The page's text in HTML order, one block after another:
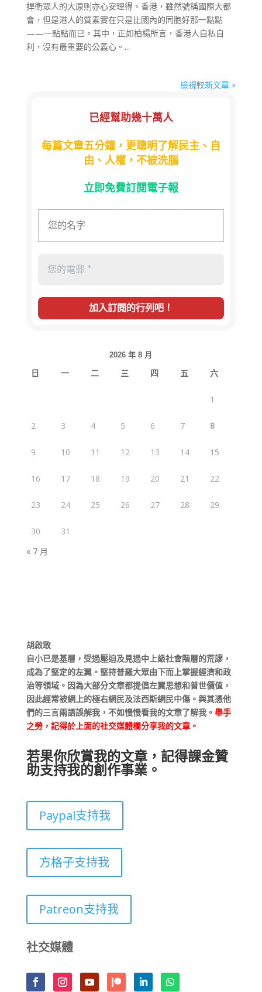
捍衛眾人的大原則亦心安理得。香港，雖然號稱國際大都
會，但是港人的質素實在只是比國內的同胞好那一點點
——一點點而已。其中，正如柏楊所言，香港人自私自
利，沒有最重要的公義心。...
檢視較新文章 »
已經幫助幾十萬人
每篇文章五分鐘，更聰明了解民主、自
由、人權，不被洗腦
立即免費訂閱電子報
2026 年 8 月
日 一 二 三 四 五 六
1
2 3 4 5 6 7 8
9 10 11 12 13 14 15
16 17 18 19 20 21 22
23 24 25 26 27 28 29
30
31
« 7 月
胡啟敢
自小已是基層，受過壓迫及見過中上級社會階層的荒謬，
成為了堅定的左翼。堅持普羅大眾由下而上掌握經濟和政
治等領域。因為大部分文章都提倡左翼思想和普世價值，
因此經常被網上的極右網民及法西斯網民中傷。與其憑他
們的三言兩語誤解我，不如慢慢看我的文章了解我。 舉手
之勞，記得於上面的社交媒體欄分享我的文章。
若果你欣賞我的文章，記得課金贊
助支持我的創作事業。
Paypal支持我
方格子支持我
Patreon支持我
社交媒體